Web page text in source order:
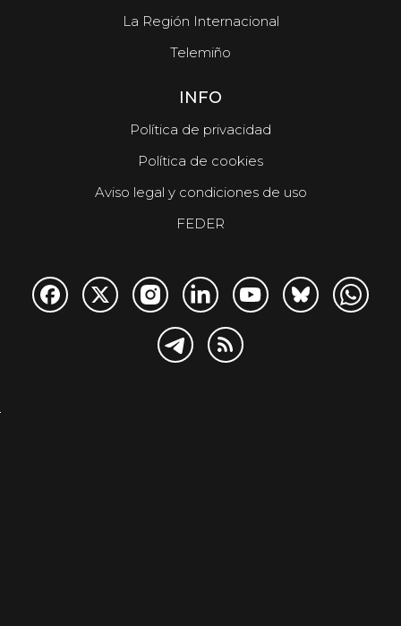
La Región Internacional
Telemiño
INFO
Política de privacidad
Política de cookies
Aviso legal y condiciones de uso
FEDER